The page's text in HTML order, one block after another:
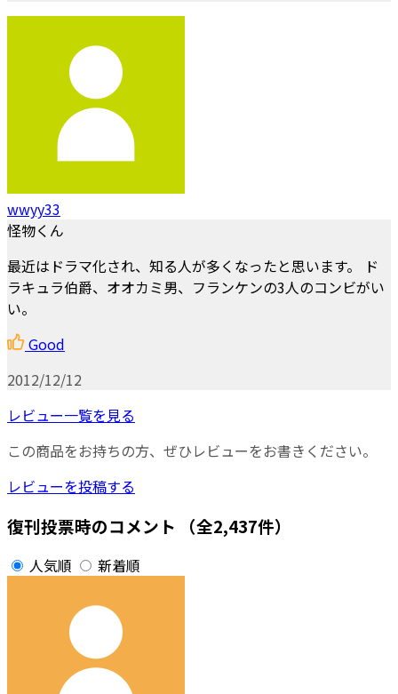
wwyy33
怪物くん
最近はドラマ化され、知る人が多くなったと思います。 ド
ラキュラ伯爵、オオカミ男、フランケンの3人のコンビがい
い。
Good
2012/12/12
レビュー一覧を見る
この商品をお持ちの方、ぜひレビューをお書きください。
レビューを投稿する
復刊投票時のコメント （全2,437件）
人気順 新着順